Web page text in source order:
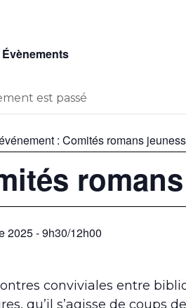
est passé
: Comités romans
2025 - 9h30/12h00
conviviales entre
qu’il s’agisse de coups